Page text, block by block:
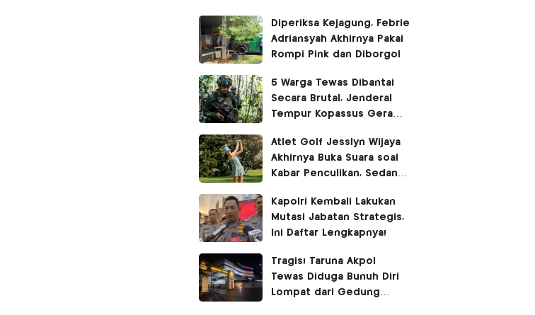
Diperiksa Kejagung, Febrie
Adriansyah Akhirnya Pakai
Rompi Pink dan Diborgol
5 Warga Tewas Dibantai
Secara Brutal, Jenderal
Tempur Kopassus Geram
Atlet Golf Jesslyn Wijaya
Akhirnya Buka Suara soal
Kabar Penculikan, Sedang
Kapolri Kembali Lakukan
Mutasi Jabatan Strategis,
Ini Daftar Lengkapnya!
Tragis! Taruna Akpol
Tewas Diduga Bunuh Diri
Lompat dari Gedung